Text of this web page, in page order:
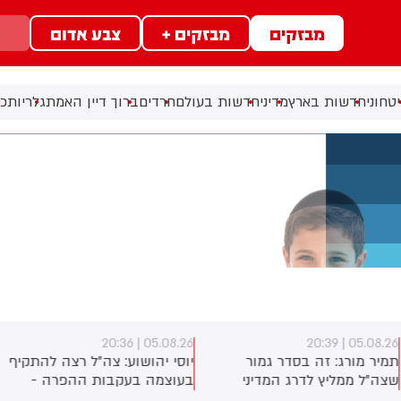
מבזקים מבזקים + צבע אדום
חדשות בארץמדיניחדשות בעולםחרדיםברוך דיין האמתגלריות
05.08.26 | 20:39
תמיר מורג: זה בסדר גמור
שצה"ל ממליץ לדרג המדיני
05.08.26 | 20:36
יוסי יהושוע: צה״ל רצה להתקיף
בעוצמה בעקבות ההפרה -